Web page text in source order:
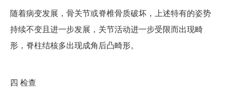
随着病变发展，骨关节或脊椎骨质破坏，上述特有的姿势
持续不变且进一步发展，关节活动进一步受限而出现畸
形，脊柱结核多出现成角后凸畸形。
四 检查